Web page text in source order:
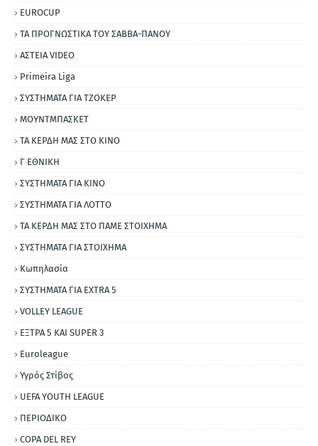
EUROCUP
ΤΑ ΠΡΟΓΝΩΣΤΙΚΑ ΤΟΥ ΣΑΒΒΑ-ΠΑΝΟΥ
ΑΣΤΕΙΑ VIDEO
Primeira Liga
ΣΥΣΤΗΜΑΤΑ ΓΙΑ ΤΖΟΚΕΡ
ΜΟΥΝΤΜΠΑΣΚΕΤ
ΤΑ ΚΕΡΔΗ ΜΑΣ ΣΤΟ ΚΙΝΟ
Γ ΕΘΝΙΚΗ
ΣΥΣΤΗΜΑΤΑ ΓΙΑ ΚΙΝΟ
ΣΥΣΤΗΜΑΤΑ ΓΙΑ ΛΟΤΤΟ
ΤΑ ΚΕΡΔΗ ΜΑΣ ΣΤΟ ΠΑΜΕ ΣΤΟΙΧΗΜΑ
ΣΥΣΤΗΜΑΤΑ ΓΙΑ ΣΤΟΙΧΗΜΑ
Κωπηλασία
ΣΥΣΤΗΜΑΤΑ ΓΙΑ ΕΧΤRΑ 5
VOLLEY LEAGUE
ΕΞΤΡΑ 5 ΚΑΙ SUPER 3
Εuroleague
Υγρός Στίβος
UEFA YOUTH LEAGUE
ΠΕΡΙΟΔΙΚΟ
COPA DEL REY